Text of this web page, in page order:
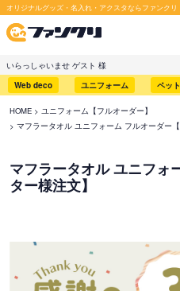
オリジナルグッズ・名入れ・アクスタならファンクリ
いらっしゃいませ ゲスト 様
Web deco
ユニフォーム ペッ
HOME
ユニフォーム【フルオーダー】
マフラータオル ユニフォーム フルオーダー【
マフラータオル ユニフォ
ター様注文】